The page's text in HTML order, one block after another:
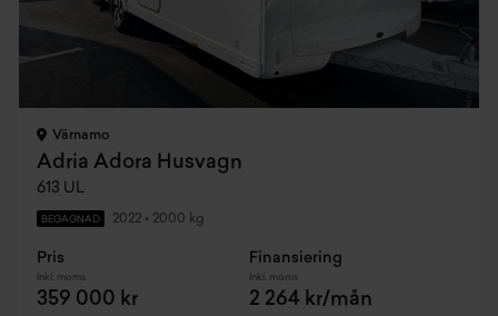
Värnamo
Adria Adora Husvagn
613 UL
BEGAGNAD 2022 • 2000 kg
Pris
Inkl. moms
359 000 kr
Finansiering
Inkl. moms
2 264 kr/mån